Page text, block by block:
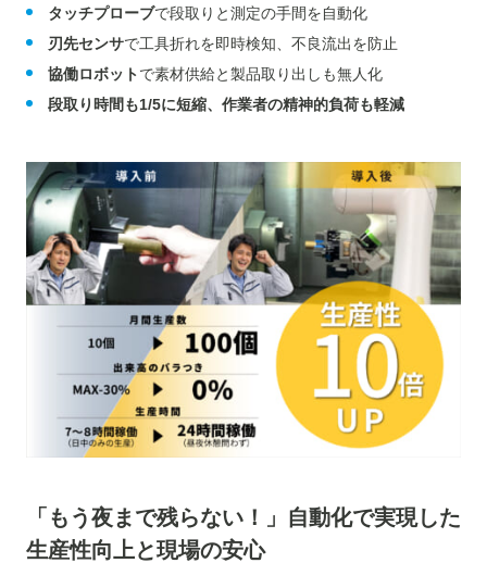
タッチプローブで段取りと測定の手間を自動化
刃先センサで工具折れを即時検知、不良流出を防止
協働ロボットで素材供給と製品取り出しも無人化
段取り時間も1/5に短縮、作業者の精神的負荷も軽減
「もう夜まで残らない！」自動化で実現した
生産性向上と現場の安心